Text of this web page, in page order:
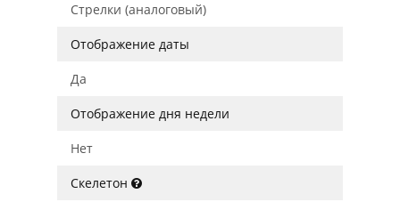
Стрелки (аналоговый)
Отображение даты
Да
Отображение дня недели
Нет
Скелетон